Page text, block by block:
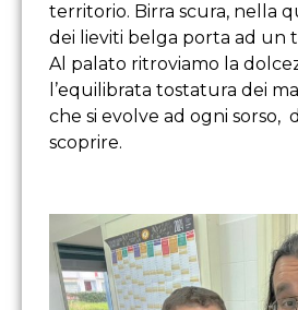
territorio. Birra scura, nella
dei lieviti belga porta ad un
Al palato ritroviamo la
l’equilibrata tostatura dei
che si evolve ad ogni sorso,
scoprire.